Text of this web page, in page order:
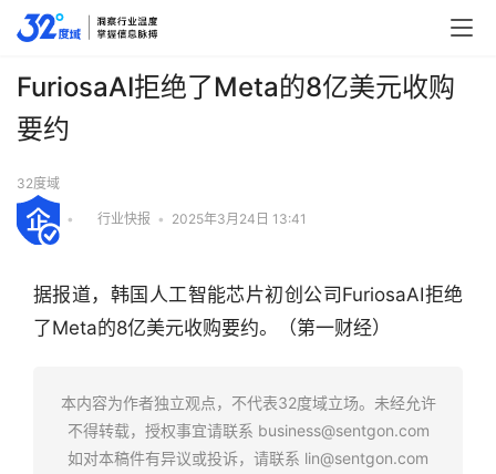
FuriosaAI拒绝了Meta的8亿美元收购
要约
32度域
• 行业快报 • 2025年3月24日 13:41
据报道，韩国人工智能芯片初创公司FuriosaAI拒绝
了Meta的8亿美元收购要约。（第一财经）
本内容为作者独立观点，不代表32度域立场。未经允许
不得转载，授权事宜请联系 business@sentgon.com
如对本稿件有异议或投诉，请联系 lin@sentgon.com